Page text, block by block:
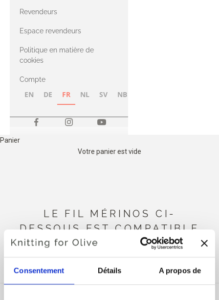
Consentement Détails A propos de
Compatible
avec le fil Merino
avec le fil Heavy
Revendeurs
Espace revendeurs
Politique en matière de
cookies
Compte
EN DE FR NL SV NB
Panier
Votre panier est vide
LE FIL MÉRINOS CI-
DESSOUS EST COMPATIBLE
AVEC CE COMPATIBLE
CASHMERE